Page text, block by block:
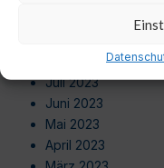
August 2023
Juli 2023
Juni 2023
Mai 2023
April 2023